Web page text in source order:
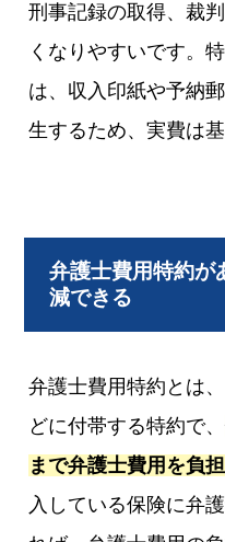
刑事記録の取得、裁
くなりやすいです。
は、収入印紙や予納
生するため、実費は
弁護士費用特約が
減できる
弁護士費用特約とは
どに付帯する特約で、
まで弁護士費用を負
入している保険に弁